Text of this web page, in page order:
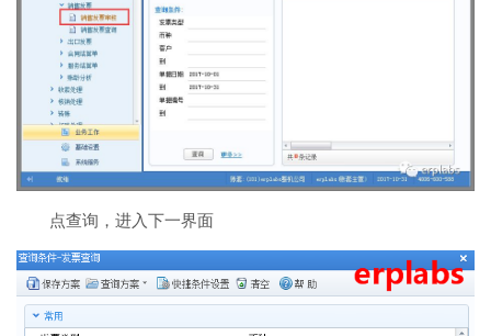
点查询，进入下一界面